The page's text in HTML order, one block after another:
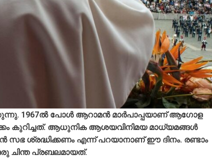
1967ൽ പോൾ ആറാമൻ മാർപാപ്പയാണ് ആഗോള
കുറിച്ചത്. ആധുനിക ആശയവിനിമയ മാധ്യമങ്ങൾ
ശ്രദ്ധിക്കണം എന്ന് പറയാനാണ് ഈ ദിനം. രണ്ടാം
ചിന്ത പ്രബലമായത്.